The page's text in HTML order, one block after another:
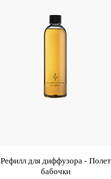
Рефилл для диффузора - Полет
бабочки